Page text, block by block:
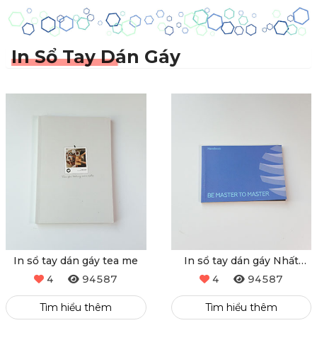
In Sổ Tay Dán Gáy
In sổ tay dán gáy tea me
4
94587
Tìm hiểu thêm
In sổ tay dán gáy Nhất
Minh
4 94587
Tìm hiểu thêm